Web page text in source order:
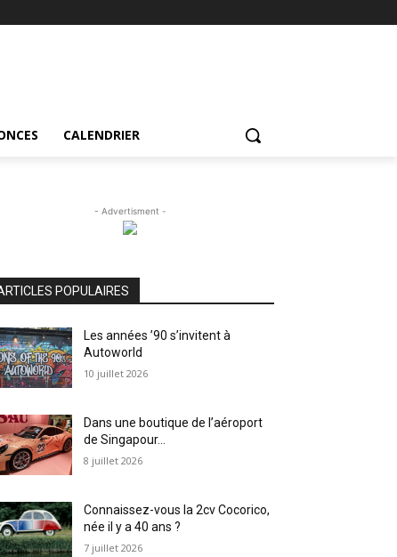
CALENDRIER
- Advertisment -
POPULAIRES
Les années ’90 s’invitent à
Autoworld
10 juillet 2026
Dans une boutique de l’aéroport
de Singapour…
8 juillet 2026
Connaissez-vous la 2cv Cocorico,
née il y a 40 ans ?
7 juillet 2026